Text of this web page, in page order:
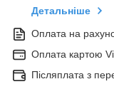
Детальніше
Оплата на
Оплата картою
Післяплата з